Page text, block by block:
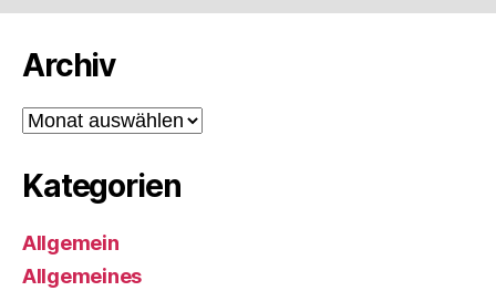
Archiv
Archiv
Kategorien
Allgemein
Allgemeines